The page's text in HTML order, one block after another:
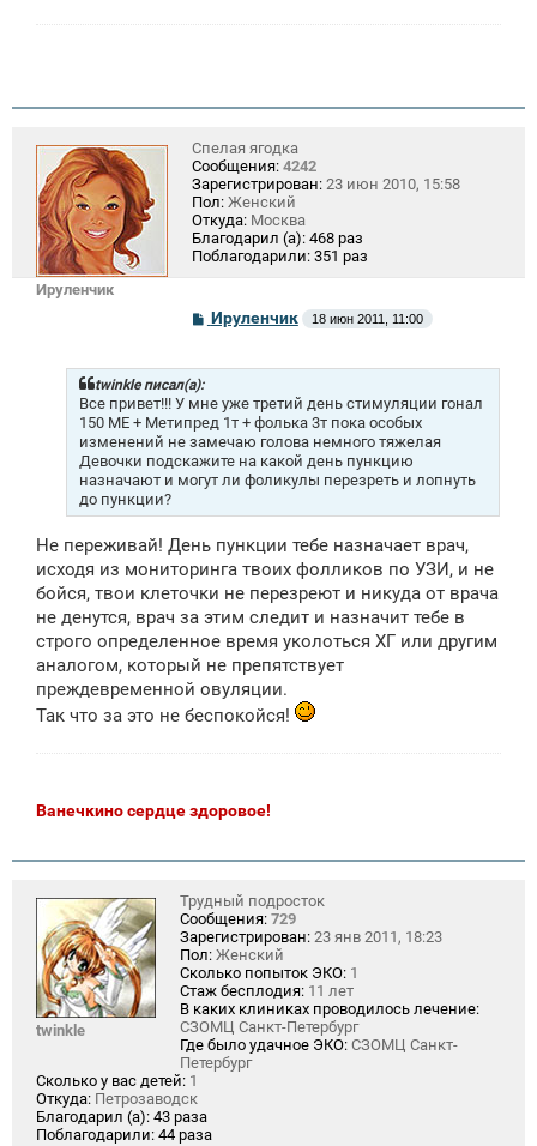
Ируленчик
Спелая ягодка
Сообщения: 4242
Зарегистрирован: 23 июн 2010, 15:58
Пол: Женский
Откуда: Москва
Благодарил (а): 468 раз
Поблагодарили: 351 раз
С
б
е
н
и
е
Ируленчик 18 июн 2011, 11:00
twinkle писал(а):
Все привет!!! У мне уже третий день стимуляции гонал
150 МЕ + Метипред 1т + фолька 3т пока особых
изменений не замечаю голова немного тяжелая
Девочки подскажите на какой день пункцию
назначают и могут ли фоликулы перезреть и лопнуть
до пункции?
Не переживай! День пункции тебе назначает врач,
исходя из мониторинга твоих фолликов по УЗИ, и не
бойся, твои клеточки не перезреют и никуда от врача
не денутся, врач за этим следит и назначит тебе в
строго определенное время уколоться ХГ или другим
аналогом, который не препятствует
преждевременной овуляции.
Так что за это не беспокойся!
Ванечкино сердце здоровое!
twinkle
Трудный подросток
Сообщения: 729
Зарегистрирован: 23 янв 2011, 18:23
Пол: Женский
Сколько попыток ЭКО: 1
Стаж бесплодия: 11 лет
В каких клиниках проводилось лечение:
СЗОМЦ Санкт-Петербург
Где было удачное ЭКО: СЗОМЦ Санкт-
Петербург
Сколько у вас детей: 1
Откуда: Петрозаводск
Благодарил (а): 43 раза
Поблагодарили: 44 раза